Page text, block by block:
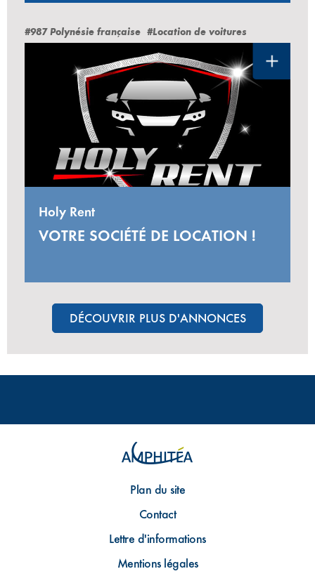
#987 Polynésie française #Location de voitures
Holy Rent
VOTRE SOCIÉTÉ DE LOCATION !
DÉCOUVRIR PLUS D'ANNONCES
Plan du site
Contact
Lettre d'informations
Mentions légales